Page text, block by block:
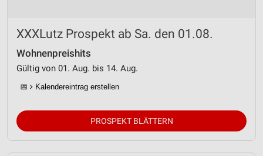
XXXLutz Prospekt ab Sa. den 01.08.
Wohnenpreishits
Gültig von 01. Aug. bis 14. Aug.
📅 Kalendereintrag erstellen
PROSPEKT BLÄTTERN